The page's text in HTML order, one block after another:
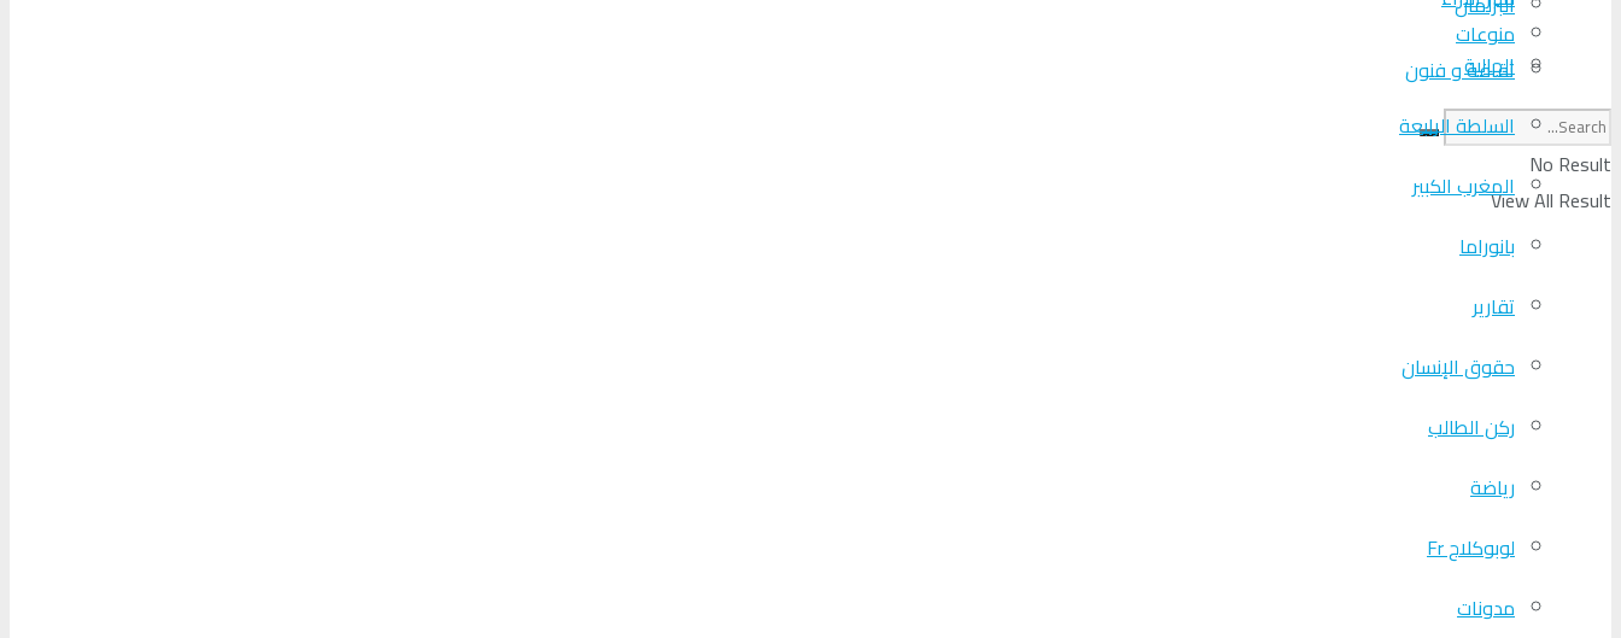
منوعات
ثقافة و فنون
No Result
View All Result
الجالية
السلطة الرابعة
المغرب الكبير
بانوراما
تقارير
حقوق الإنسان
ركن الطالب
رياضة
لوبوكلاج Fr
مدونات